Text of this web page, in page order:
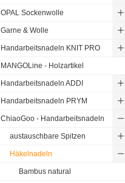
OPAL Sockenwolle
Garne & Wolle
Handarbeitsnadeln KNIT PRO
MANGOLine - Holzartikel
Handarbeitsnadeln ADDI
Handarbeitsnadeln PRYM
ChiaoGoo - Handarbeitsnadeln
austauschbare Spitzen
Häkelnadeln
Bambus natural